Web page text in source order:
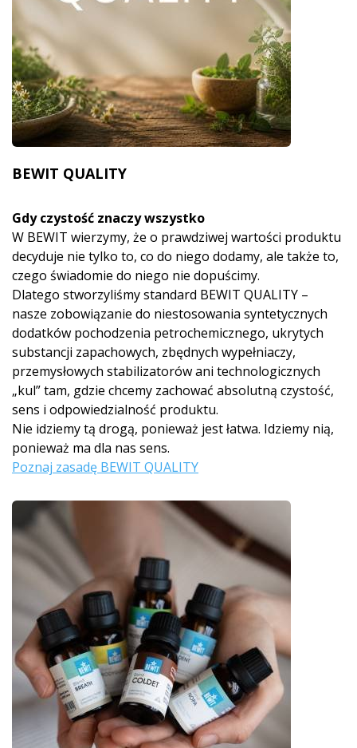
BEWIT QUALITY
Gdy czystość znaczy wszystko
W BEWIT wierzymy, że o prawdziwej wartości produktu
decyduje nie tylko to, co do niego dodamy, ale także to,
czego świadomie do niego nie dopuścimy.
Dlatego stworzyliśmy standard BEWIT QUALITY –
nasze zobowiązanie do niestosowania syntetycznych
dodatków pochodzenia petrochemicznego, ukrytych
substancji zapachowych, zbędnych wypełniaczy,
przemysłowych stabilizatorów ani technologicznych
„kul” tam, gdzie chcemy zachować absolutną czystość,
sens i odpowiedzialność produktu.
Nie idziemy tą drogą, ponieważ jest łatwa. Idziemy nią,
ponieważ ma dla nas sens.
Poznaj zasadę BEWIT QUALITY